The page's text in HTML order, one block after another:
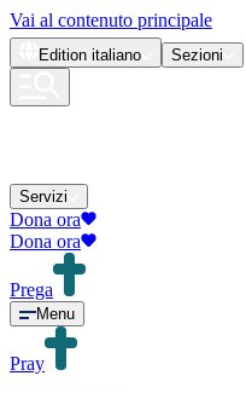
Vai al contenuto principale
Edition italiano Sezioni
Servizi
Dona ora
Dona ora
Prega
Menu
Pray